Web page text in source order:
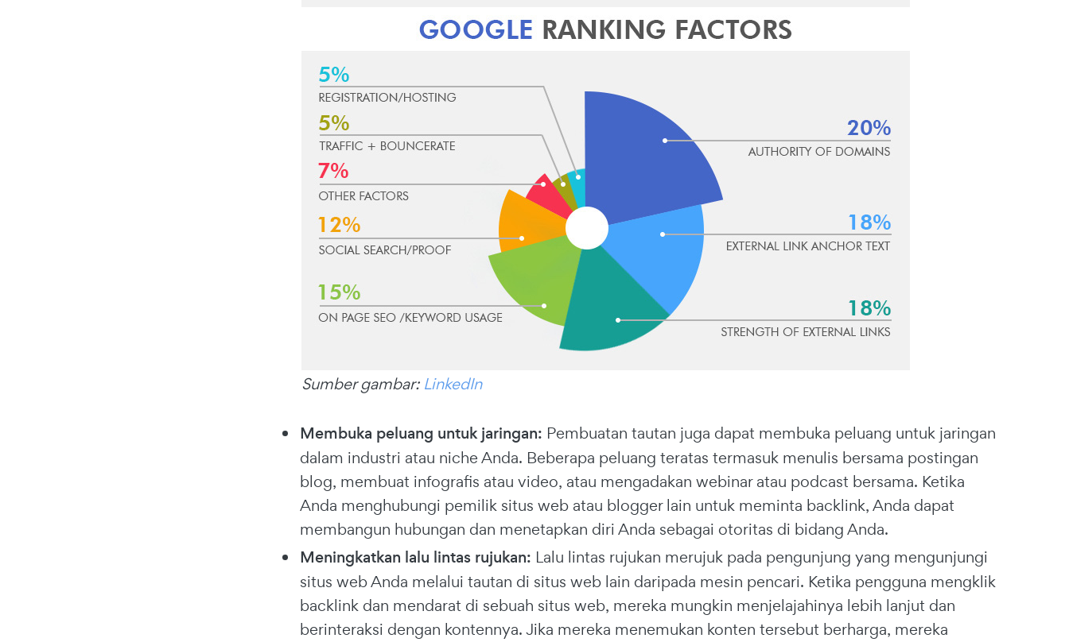
Sumber gambar: LinkedIn
Membuka peluang untuk jaringan: Pembuatan tautan juga dapat membuka peluang untuk jaringan
dalam industri atau niche Anda. Beberapa peluang teratas termasuk menulis bersama postingan
blog, membuat infografis atau video, atau mengadakan webinar atau podcast bersama. Ketika
Anda menghubungi pemilik situs web atau blogger lain untuk meminta backlink, Anda dapat
membangun hubungan dan menetapkan diri Anda sebagai otoritas di bidang Anda.
Meningkatkan lalu lintas rujukan: Lalu lintas rujukan merujuk pada pengunjung yang mengunjungi
situs web Anda melalui tautan di situs web lain daripada mesin pencari. Ketika pengguna mengklik
backlink dan mendarat di sebuah situs web, mereka mungkin menjelajahinya lebih lanjut dan
berinteraksi dengan kontennya. Jika mereka menemukan konten tersebut berharga, mereka